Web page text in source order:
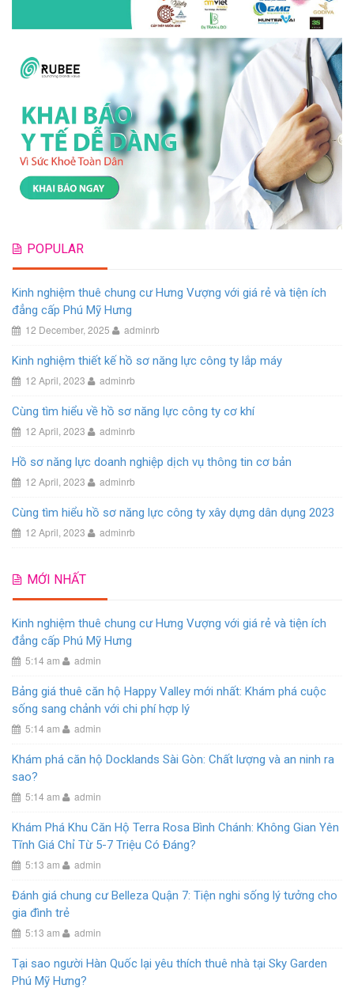
POPULAR
Kinh nghiệm thuê chung cư Hưng Vượng với giá rẻ và tiện ích
đẳng cấp Phú Mỹ Hưng
12 December, 2025 adminrb
Kinh nghiệm thiết kế hồ sơ năng lực công ty lắp máy
12 April, 2023 adminrb
Cùng tìm hiểu về hồ sơ năng lực công ty cơ khí
12 April, 2023 adminrb
Hồ sơ năng lực doanh nghiệp dịch vụ thông tin cơ bản
12 April, 2023 adminrb
Cùng tìm hiểu hồ sơ năng lực công ty xây dựng dân dụng 2023
12 April, 2023 adminrb
MỚI NHẤT
Kinh nghiệm thuê chung cư Hưng Vượng với giá rẻ và tiện ích
đẳng cấp Phú Mỹ Hưng
5:14 am admin
Bảng giá thuê căn hộ Happy Valley mới nhất: Khám phá cuộc
sống sang chảnh với chi phí hợp lý
5:14 am admin
Khám phá căn hộ Docklands Sài Gòn: Chất lượng và an ninh ra
sao?
5:14 am admin
Khám Phá Khu Căn Hộ Terra Rosa Bình Chánh: Không Gian Yên
Tĩnh Giá Chỉ Từ 5-7 Triệu Có Đáng?
5:13 am admin
Đánh giá chung cư Belleza Quận 7: Tiện nghi sống lý tưởng cho
gia đình trẻ
5:13 am admin
Tại sao người Hàn Quốc lại yêu thích thuê nhà tại Sky Garden
Phú Mỹ Hưng?